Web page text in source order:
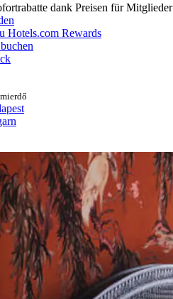
dank Preisen für Mitglieder
Hotels.com Rewards